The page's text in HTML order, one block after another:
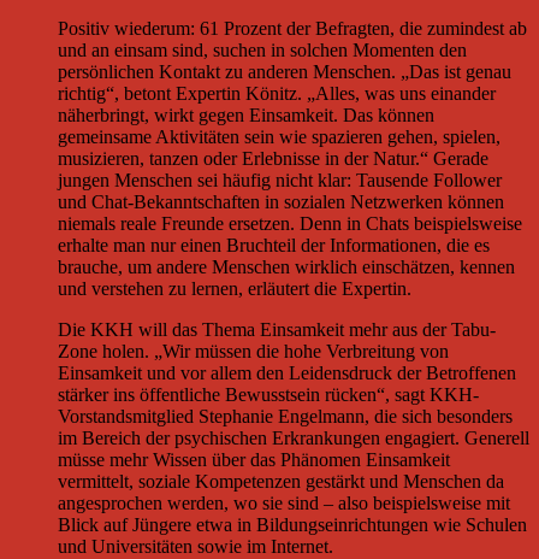
Positiv wiederum: 61 Prozent der Befragten, die zumindest ab
und an einsam sind, suchen in solchen Momenten den
persönlichen Kontakt zu anderen Menschen. „Das ist genau
richtig“, betont Expertin Könitz. „Alles, was uns einander
näherbringt, wirkt gegen Einsamkeit. Das können
gemeinsame Aktivitäten sein wie spazieren gehen, spielen,
musizieren, tanzen oder Erlebnisse in der Natur.“ Gerade
jungen Menschen sei häufig nicht klar: Tausende Follower
und Chat-Bekanntschaften in sozialen Netzwerken können
niemals reale Freunde ersetzen. Denn in Chats beispielsweise
erhalte man nur einen Bruchteil der Informationen, die es
brauche, um andere Menschen wirklich einschätzen, kennen
und verstehen zu lernen, erläutert die Expertin.
Die KKH will das Thema Einsamkeit mehr aus der Tabu-
Zone holen. „Wir müssen die hohe Verbreitung von
Einsamkeit und vor allem den Leidensdruck der Betroffenen
stärker ins öffentliche Bewusstsein rücken“, sagt KKH-
Vorstandsmitglied Stephanie Engelmann, die sich besonders
im Bereich der psychischen Erkrankungen engagiert. Generell
müsse mehr Wissen über das Phänomen Einsamkeit
vermittelt, soziale Kompetenzen gestärkt und Menschen da
angesprochen werden, wo sie sind – also beispielsweise mit
Blick auf Jüngere etwa in Bildungseinrichtungen wie Schulen
und Universitäten sowie im Internet.